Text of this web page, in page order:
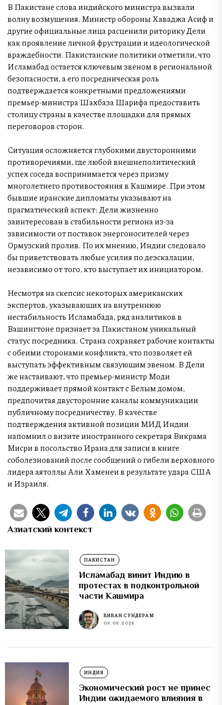
В Пакистане слова индийского министра вызвали
волну возмущения. Министр обороны Хаваджа Асиф и
другие официальные лица расценили риторику Дели
как проявление личной фрустрации и идеологической
враждебности. Пакистанские политики отметили, что
Исламабад остается ключевым звеном в региональной
безопасности, а его посредническая роль
подтверждается конкретными предложениями
премьер-министра Шахбаза Шарифа предоставить
столицу страны в качестве площадки для прямых
переговоров сторон.
Ситуация осложняется глубокими двусторонними
противоречиями, где любой внешнеполитический
успех соседа воспринимается через призму
многолетнего противостояния в Кашмире. При этом
бывшие иранские дипломаты указывают на
прагматический аспект: Дели жизненно
заинтересован в стабильности региона из-за
зависимости от поставок энергоносителей через
Ормузский пролив. По их мнению, Индии следовало
бы приветствовать любые усилия по деэскалации,
независимо от того, кто выступает их инициатором.
Несмотря на скепсис некоторых американских
экспертов, указывающих на внутреннюю
нестабильность Исламабада, ряд аналитиков в
Вашингтоне признает за Пакистаном уникальный
статус посредника. Страна сохраняет рабочие контакты
с обеими сторонами конфликта, что позволяет ей
выступать эффективным связующим звеном. В Дели
же настаивают, что премьер-министр Моди
поддерживает прямой контакт с Белым домом,
предпочитая двусторонние каналы коммуникации
публичному посредничеству. В качестве
подтверждения активной позиции МИД Индии
напомнил о визите иностранного секретаря Викрама
Мисри в посольство Ирана для записи в книге
соболезнований после сообщений о гибели верховного
лидера аятоллы Али Хаменеи в результате удара США
и Израиля.
Азиатский контекст
ПАКИСТАН
Исламабад винит Индию в
протестах в подконтрольной
части Кашмира
ВИВАН СУНДЕРАМ
08.08.2026
ИНДИЯ
Экономический рост не принес
Индии ожидаемого влияния в